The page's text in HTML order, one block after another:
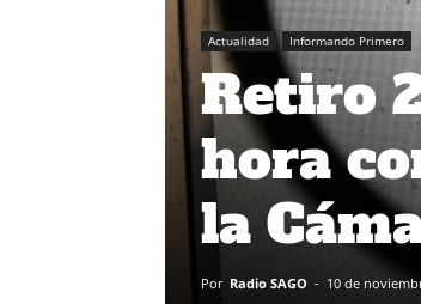
Actualidad Informando Primero
Retiro
hora
la
Por Radio SAGO - 10 de